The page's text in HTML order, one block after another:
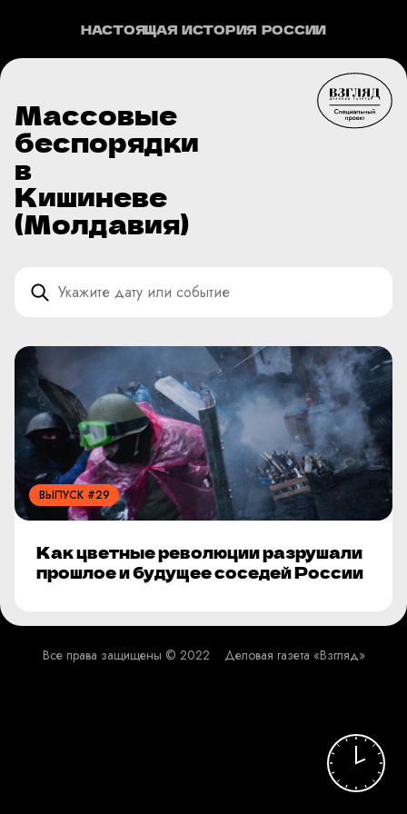
НАСТОЯЩАЯ ИСТОРИЯ РОССИИ
Массовые
беспорядки
в
Кишиневе
(Молдавия)
ВЫПУСК #29
Как цветные революции разрушали
прошлое и будущее соседей России
Все права защищены © 2022 Деловая газета «Взгляд»